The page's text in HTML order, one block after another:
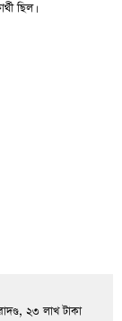
ছিল।
২৩ লাখ টাকা